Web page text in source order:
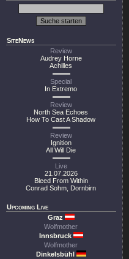
SiteNews
Review
Audrey Horne
Achilles
Special
In Extremo
Review
North Sea Echoes
How To Cast A Shadow
Review
Ignition
All Will Die
Live
21.07.2026
Bleed From Within
Conrad Sohm, Dornbirn
Upcoming Live
Graz
Wolfmother
Innsbruck
Wolfmother
Dinkelsbühl